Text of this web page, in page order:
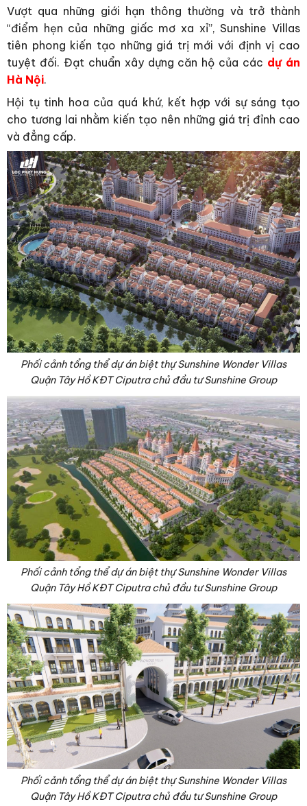
Vượt qua những giới hạn thông thường và trở thành
“điểm hẹn của những giấc mơ xa xỉ”, Sunshine Villas
tiên phong kiến tạo những giá trị mới với định vị cao
tuyệt đối. Đạt chuẩn xây dựng căn hộ của các dự án
Hà Nội.
Hội tụ tinh hoa của quá khứ, kết hợp với sự sáng tạo
cho tương lai nhằm kiến tạo nên những giá trị đỉnh cao
và đẳng cấp.
Phối cảnh tổng thể dự án biệt thự Sunshine Wonder Villas
Quận Tây Hồ KĐT Ciputra chủ đầu tư Sunshine Group
Phối cảnh tổng thể dự án biệt thự Sunshine Wonder Villas
Quận Tây Hồ KĐT Ciputra chủ đầu tư Sunshine Group
Phối cảnh tổng thể dự án biệt thự Sunshine Wonder Villas
Quận Tây Hồ KĐT Ciputra chủ đầu tư Sunshine Group